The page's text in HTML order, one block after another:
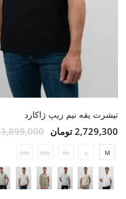
تیشرت یقه نیم زیپ ژاکارد
2,729,300 تومان 3,899,000 تومان
M
L
XL
2XL
3XL